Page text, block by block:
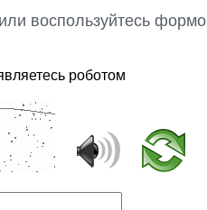
воспользуйтесь
роботом